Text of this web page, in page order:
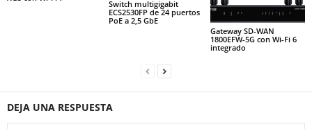
Switch multigigabit
ECS2530FP de 24 puertos
PoE a 2,5 GbE
Gateway SD-WAN
1800EFW-5G con Wi-Fi 6
integrado
DEJA UNA RESPUESTA